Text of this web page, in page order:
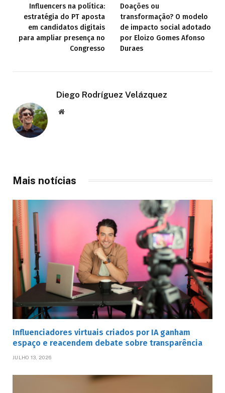
Influencers na política:
estratégia do PT aposta
em candidatos digitais
para ampliar presença no
Congresso
Doações ou
transformação? O modelo
de impacto social adotado
por Eloizo Gomes Afonso
Duraes
Diego Rodríguez Velázquez
Website
Mais notícias
Influenciadores virtuais criados por IA ganham
espaço e reacendem debate sobre transparência
JULHO 13, 2026